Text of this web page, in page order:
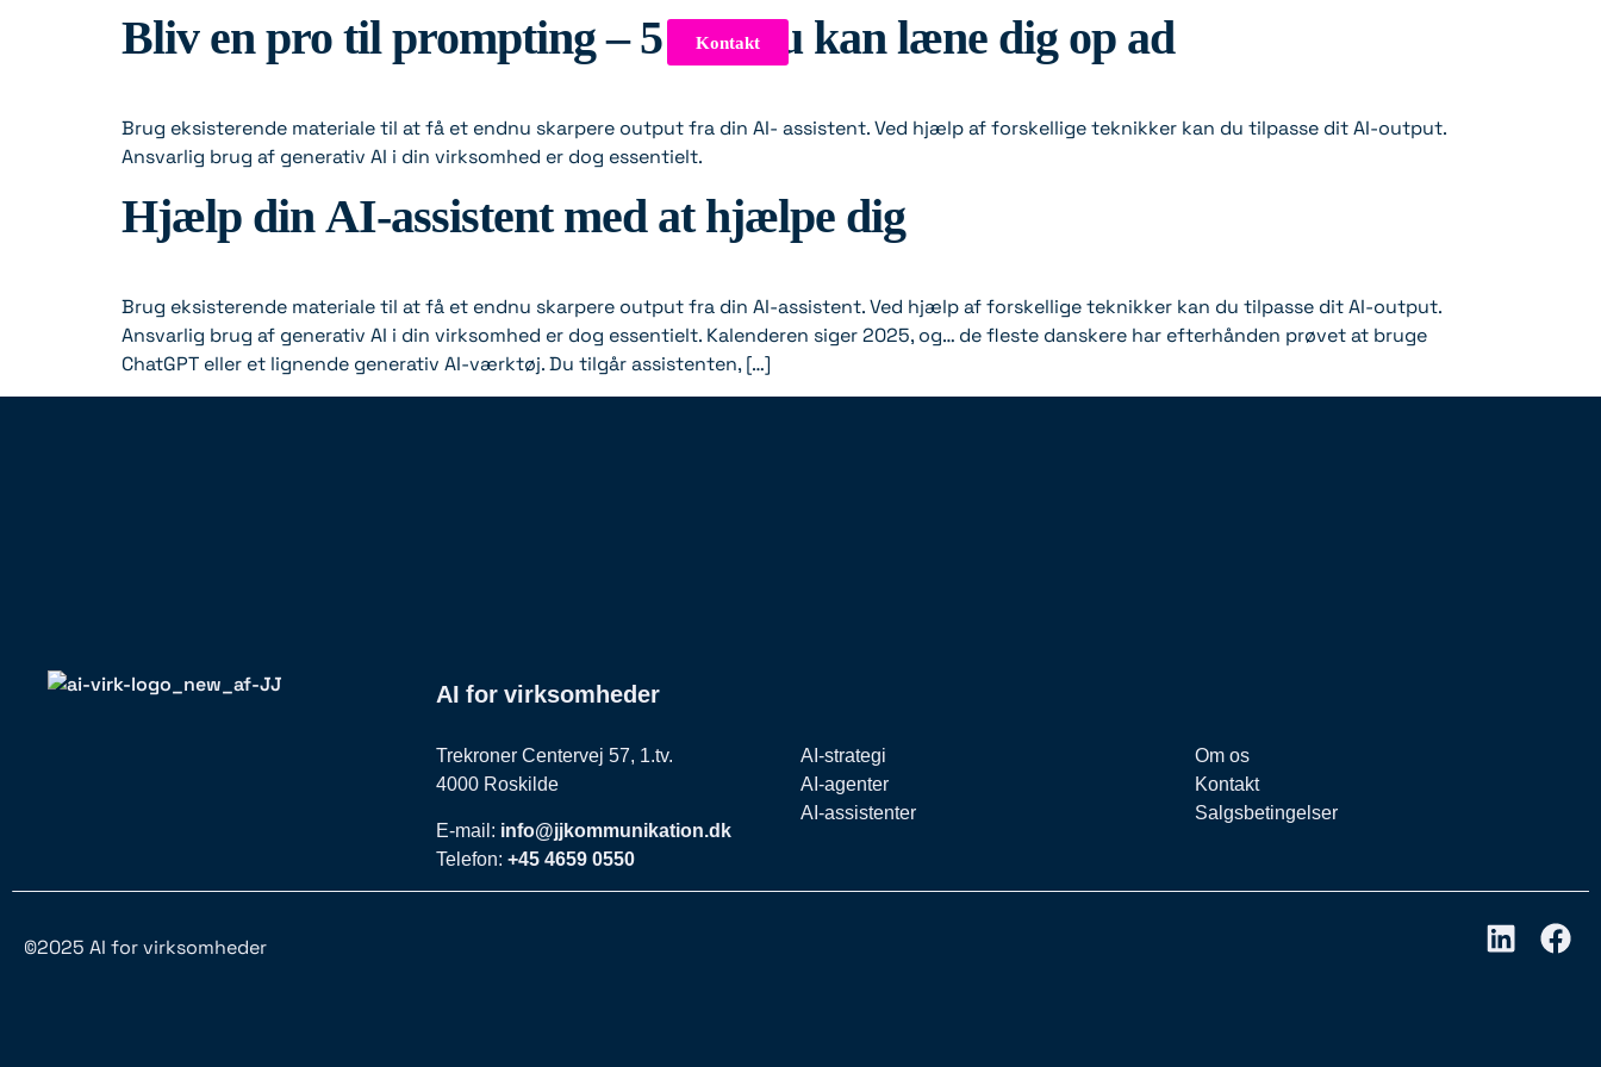
Kontakt
Bliv en pro til prompting – 5 tips du kan læne dig op ad
Brug eksisterende materiale til at få et endnu skarpere output fra din AI- assistent. Ved hjælp af forskellige teknikker kan du tilpasse dit AI-output.
Ansvarlig brug af generativ AI i din virksomhed er dog essentielt.
Hjælp din AI-assistent med at hjælpe dig
Brug eksisterende materiale til at få et endnu skarpere output fra din AI-assistent. Ved hjælp af forskellige teknikker kan du tilpasse dit AI-output.
Ansvarlig brug af generativ AI i din virksomhed er dog essentielt. Kalenderen siger 2025, og… de fleste danskere har efterhånden prøvet at bruge
ChatGPT eller et lignende generativ AI-værktøj. Du tilgår assistenten, […]
AI for virksomheder
Trekroner Centervej 57, 1.tv.
4000 Roskilde
E-mail: info@jjkommunikation.dk
Telefon: +45 4659 0550
AI-strategi
AI-agenter
AI-assistenter
Om os
Kontakt
Salgsbetingelser
©2025 AI for virksomheder